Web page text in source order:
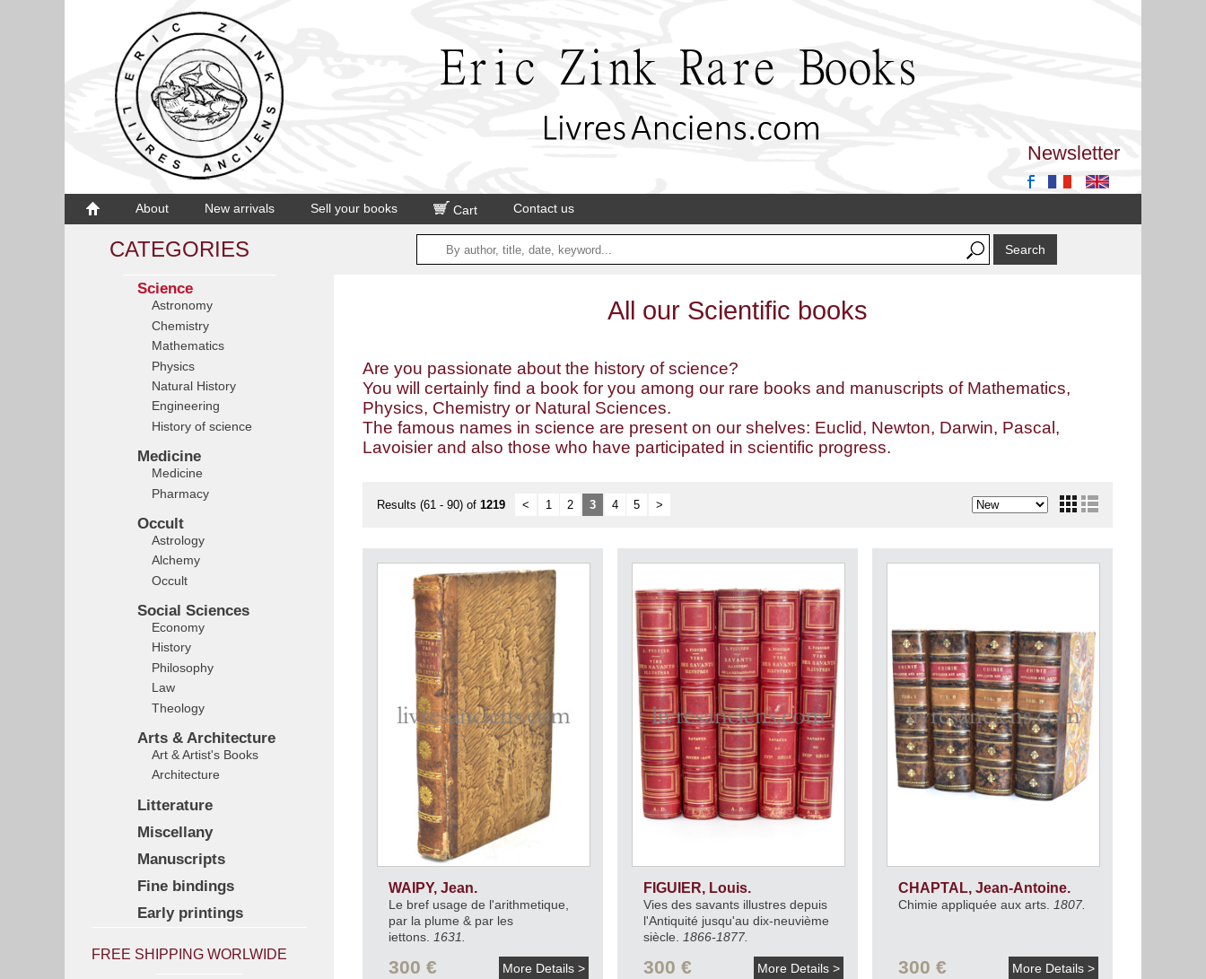
Newsletter
About New arrivals Sell your books Cart Contact us
CATEGORIES
Science
Astronomy
Chemistry
Mathematics
Physics
Natural History
Engineering
History of science
Medicine
Medicine
Pharmacy
Occult
Astrology
Alchemy
Occult
Social Sciences
Economy
History
Philosophy
Law
Theology
Arts & Architecture
Art & Artist's Books
Architecture
Litterature
Miscellany
Manuscripts
Fine bindings
Early printings
FREE SHIPPING WORLWIDE
All our Scientific books
Are you passionate about the history of science?
You will certainly find a book for you among our rare books and manuscripts of Mathematics,
Physics, Chemistry or Natural Sciences.
The famous names in science are present on our shelves: Euclid, Newton, Darwin, Pascal,
Lavoisier and also those who have participated in scientific progress.
Results (61 - 90) of 1219 < 1 2 3 4 5 >
WAIPY, Jean.
Le bref usage de l'arithmetique,
par la plume & par les
iettons. 1631.
300 € More Details >
FIGUIER, Louis.
Vies des savants illustres depuis
l'Antiquité jusqu'au dix-neuvième
siècle. 1866-1877.
300 € More Details >
CHAPTAL, Jean-Antoine.
Chimie appliquée aux arts. 1807.
300 € More Details >